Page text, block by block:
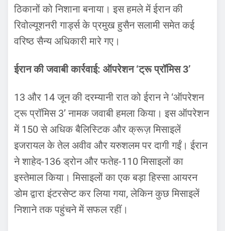
ठिकानों को निशाना बनाया। इस हमले में ईरान की
रिवोल्यूशनरी गार्ड्स के प्रमुख हुसैन सलामी समेत कई
वरिष्ठ सैन्य अधिकारी मारे गए।
ईरान की जवाबी कार्रवाई: ऑपरेशन ‘ट्रू प्रॉमिस 3’
13 और 14 जून की दरम्यानी रात को ईरान ने ‘ऑपरेशन
ट्रू प्रॉमिस 3’ नामक जवाबी हमला किया। इस ऑपरेशन
में 150 से अधिक बैलिस्टिक और क्रूज़ मिसाइलें
इजरायल के तेल अवीव और यरुशलम पर दागी गईं। ईरान
ने शाहेद-136 ड्रोन और फतेह-110 मिसाइलों का
इस्तेमाल किया। मिसाइलों का एक बड़ा हिस्सा आयरन
डोम द्वारा इंटरसेप्ट कर लिया गया, लेकिन कुछ मिसाइलें
निशाने तक पहुंचने में सफल रहीं।